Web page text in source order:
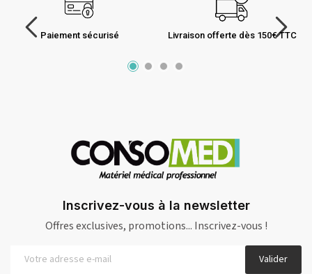
Paiement sécurisé Livraison offerte dès 150€ TTC
Inscrivez-vous à la newsletter
Offres exclusives, promotions... Inscrivez-vous !
Valider